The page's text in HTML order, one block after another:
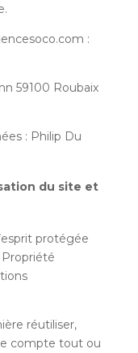
:
59100 Roubaix
: Philip Du
du site et
protégée
Propriété
réutiliser,
compte tout ou